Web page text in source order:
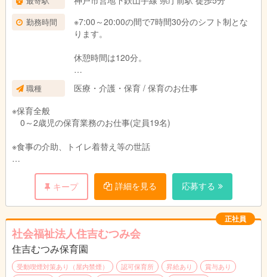
勤務時間
※7:00～20:00の間で7時間30分のシフト制とな
ります。
休憩時間は120分。
時間外 有 月平均６時間
職種
医療・介護・保育 / 保育のお仕事
※保育全般
0～2歳児の保育業務のお仕事(定員19名)
※食事の介助、トイレ着替え等の世話
※電話対応
※施設の掃除、安全管理
※配布物の作成
キープ 詳細を見る 応募する
正社員
社会福祉法人住吉むつみ会
住吉むつみ保育園
受動喫煙対策あり（屋内禁煙） 認可保育所 昇給あり
賞与あり